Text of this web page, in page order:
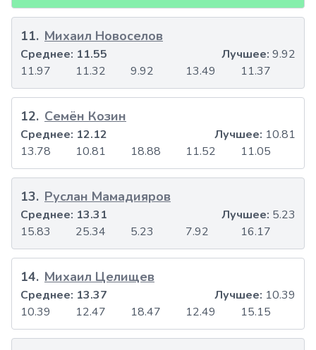
11. Михаил Новоселов
11.97 11.32 9.92 13.49 11.37
Среднее: 11.55 Лучшее: 9.92
12. Семён Козин
13.78 10.81 18.88 11.52 11.05
Среднее: 12.12 Лучшее: 10.81
13. Руслан Мамадияров
15.83 25.34 5.23 7.92 16.17
Среднее: 13.31 Лучшее: 5.23
14. Михаил Целищев
10.39 12.47 18.47 12.49 15.15
Среднее: 13.37 Лучшее: 10.39